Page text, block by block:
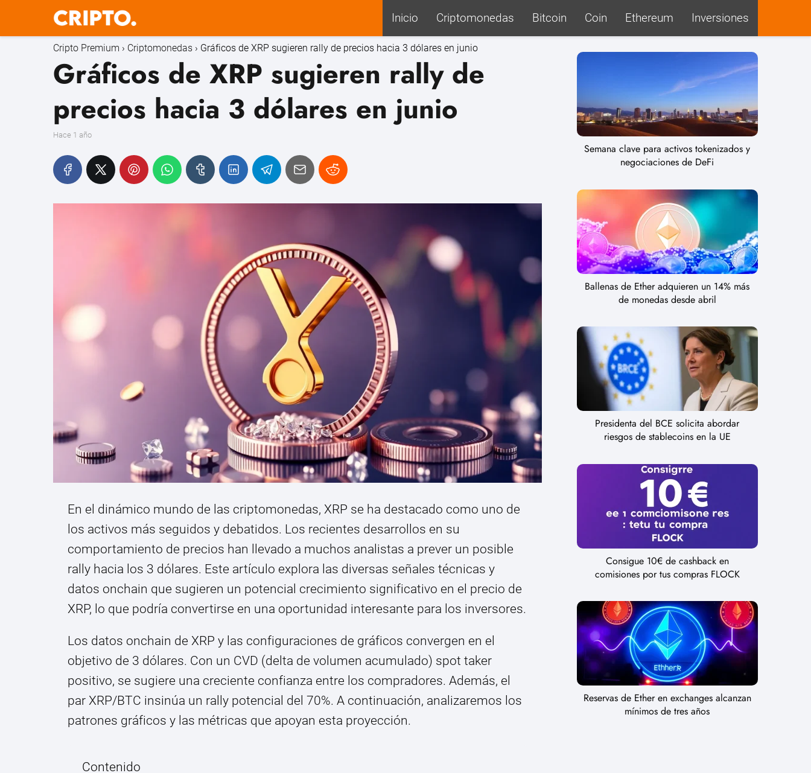
Inicio Criptomonedas Bitcoin Coin Ethereum Inversiones
Cripto Premium Criptomonedas Gráficos de XRP sugieren rally de precios hacia 3 dólares en junio
Gráficos de XRP sugieren rally de
precios hacia 3 dólares en junio
hace 1 año
En el dinámico mundo de las criptomonedas, XRP se ha destacado como uno de
los activos más seguidos y debatidos. Los recientes desarrollos en su
comportamiento de precios han llevado a muchos analistas a prever un posible
rally hacia los 3 dólares. Este artículo explora las diversas señales técnicas y
datos onchain que sugieren un potencial crecimiento significativo en el precio de
XRP, lo que podría convertirse en una oportunidad interesante para los inversores.
Los datos onchain de XRP y las configuraciones de gráficos convergen en el
objetivo de 3 dólares. Con un CVD (delta de volumen acumulado) spot taker
positivo, se sugiere una creciente confianza entre los compradores. Además, el
par XRP/BTC insinúa un rally potencial del 70%. A continuación, analizaremos los
patrones gráficos y las métricas que apoyan esta proyección.
Contenido
Semana clave para activos tokenizados y
negociaciones de DeFi
Ballenas de Ether adquieren un 14% más
de monedas desde abril
Presidenta del BCE solicita abordar
riesgos de stablecoins en la UE
Consigue 10€ de cashback en
comisiones por tus compras FLOCK
Reservas de Ether en exchanges alcanzan
mínimos de tres años